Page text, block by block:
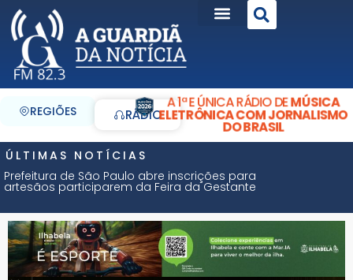
REGIÕES RÁDIO
A 1ª E ÚNICA RÁDIO DEMÚSICA
ELETRÔNICA COM JORNALISMO
DO BRASIL
ÚLTIMAS NOTÍCIAS
Prefeitura de São Paulo abre inscrições para
artesãos participarem da Feira da Gestante